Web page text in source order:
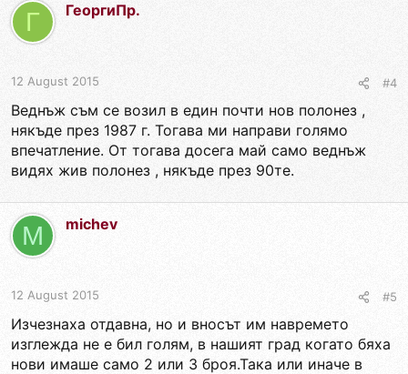
Г ГеоргиПр.
12 August 2015 #4
Веднъж съм се возил в един почти нов полонез ,
някъде през 1987 г. Тогава ми направи голямо
впечатление. От тогава досега май само веднъж
видях жив полонез , някъде през 90те.
M michev
12 August 2015 #5
Изчезнаха отдавна, но и вносът им навремето
изглежда не е бил голям, в нашият град когато бяха
нови имаше само 2 или 3 броя.Така или иначе в